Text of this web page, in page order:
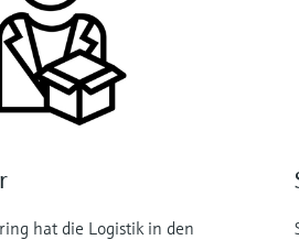
hat die Logistik in den